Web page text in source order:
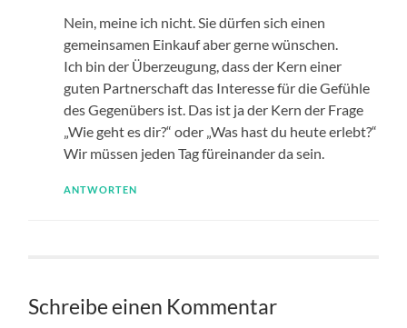
Nein, meine ich nicht. Sie dürfen sich einen
gemeinsamen Einkauf aber gerne wünschen.
Ich bin der Überzeugung, dass der Kern einer
guten Partnerschaft das Interesse für die Gefühle
des Gegenübers ist. Das ist ja der Kern der Frage
„Wie geht es dir?“ oder „Was hast du heute erlebt?“
Wir müssen jeden Tag füreinander da sein.
ANTWORTEN
Schreibe einen Kommentar